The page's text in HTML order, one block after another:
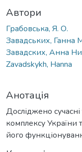
Автори
Грабовська, Я. О.
Завадських, Ганна
Завадских, Анна
Zavadskykh, Hanna
Анотація
Досліджено
комплексу України
його